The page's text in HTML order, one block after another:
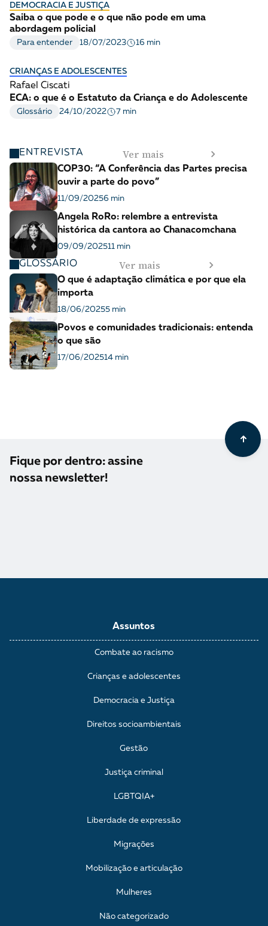
DEMOCRACIA E JUSTIÇA
Saiba o que pode e o que não pode em uma
abordagem policial
Para entender 18/07/2023 16 min
CRIANÇAS E ADOLESCENTES
Rafael Ciscati
ECA: o que é o Estatuto da Criança e do Adolescente
Glossário 24/10/2022 7 min
ENTREVISTA Ver mais
COP30: “A Conferência das Partes precisa
ouvir a parte do povo”
11/09/20256 min
Angela RoRo: relembre a entrevista
histórica da cantora ao Chanacomchana
09/09/202511 min
GLOSSÁRIO Ver mais
O que é adaptação climática e por que ela
importa
18/06/20255 min
Povos e comunidades tradicionais: entenda
o que são
17/06/202514 min
Fique por dentro: assine
nossa newsletter!
Assuntos
Combate ao racismo
Crianças e adolescentes
Democracia e Justiça
Direitos socioambientais
Gestão
Justiça criminal
LGBTQIA+
Liberdade de expressão
Migrações
Mobilização e articulação
Mulheres
Não categorizado